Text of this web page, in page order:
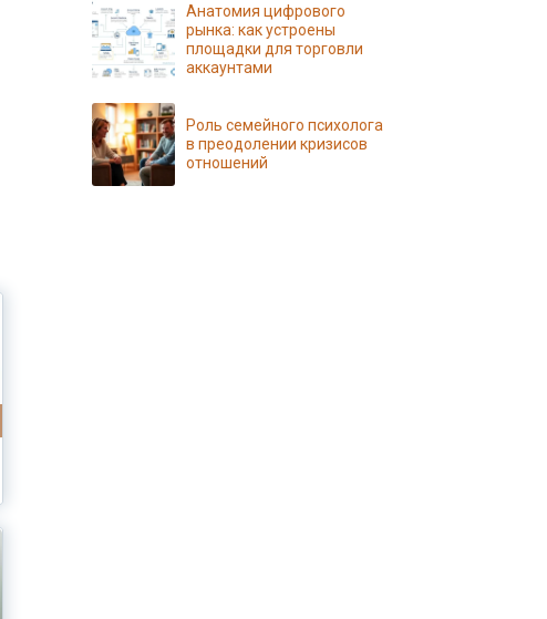
Анатомия цифрового
рынка: как устроены
площадки для торговли
аккаунтами
Роль семейного психолога
в преодолении кризисов
отношений